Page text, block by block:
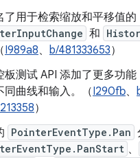
了用于检索缩放和平移值的
和
I989a8、 b/481333653）
板测试 API 添加了更多功
同曲线和输入。（I290fb、
）
PointerEventType.Pan
、